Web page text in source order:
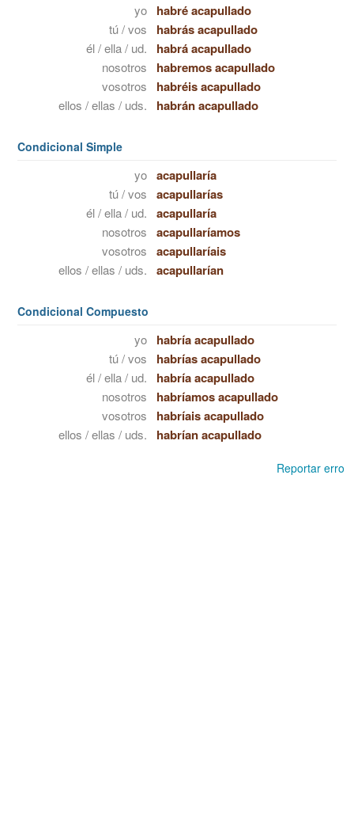
yo habré acapullado
tú / vos habrás acapullado
él / ella / ud. habrá acapullado
nosotros habremos acapullado
vosotros habréis acapullado
ellos / ellas / uds. habrán acapullado
Condicional Simple
yo acapullaría
tú / vos acapullarías
él / ella / ud. acapullaría
nosotros acapullaríamos
vosotros acapullaríais
ellos / ellas / uds. acapullarían
Condicional Compuesto
yo habría acapullado
tú / vos habrías acapullado
él / ella / ud. habría acapullado
nosotros habríamos acapullado
vosotros habríais acapullado
ellos / ellas / uds. habrían acapullado
Reportar erro